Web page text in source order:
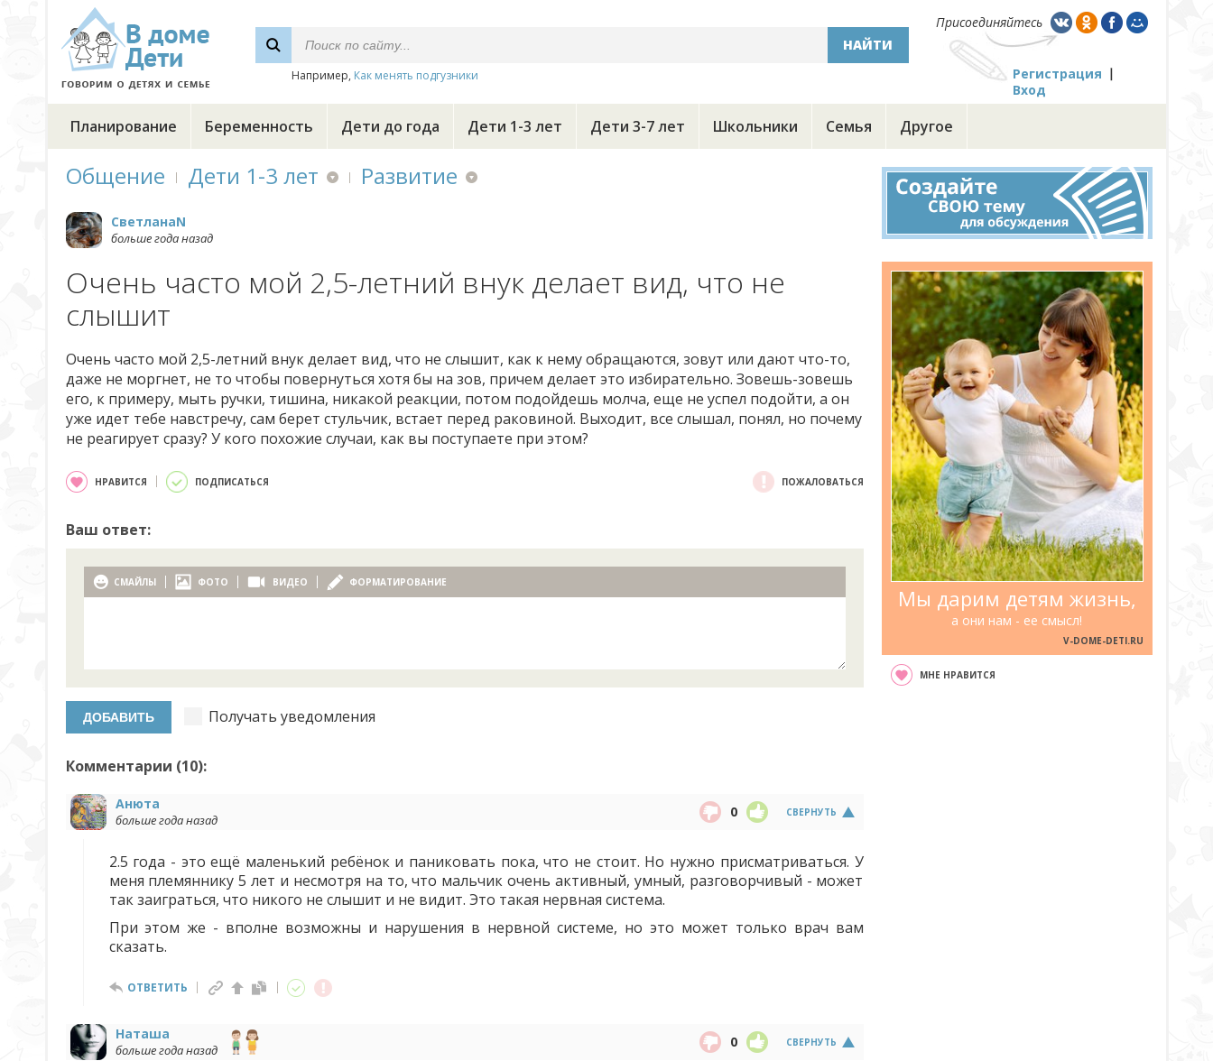
НАЙТИ
Например, Как менять подгузники
Присоединяйтесь
Регистрация
Вход
Планирование Беременность Дети до года Дети 1-3 лет Дети 3-7 лет Школьники Семья Другое
Общение Дети 1-3 лет Развитие
СветланаN
больше года назад
Очень часто мой 2,5-летний внук делает вид, что не
слышит
Очень часто мой 2,5-летний внук делает вид, что не слышит, как к нему обращаются, зовут или дают что-то,
даже не моргнет, не то чтобы повернуться хотя бы на зов, причем делает это избирательно. Зовешь-зовешь
его, к примеру, мыть ручки, тишина, никакой реакции, потом подойдешь молча, еще не успел подойти, а он
уже идет тебе навстречу, сам берет стульчик, встает перед раковиной. Выходит, все слышал, понял, но почему
не реагирует сразу? У кого похожие случаи, как вы поступаете при этом?
НРАВИТСЯ ПОДПИСАТЬСЯ ПОЖАЛОВАТЬСЯ
Ваш ответ:
СМАЙЛЫ ФОТО ВИДЕО ФОРМАТИРОВАНИЕ
Получать уведомления
Комментарии (10):
Анюта
больше года назад СВЕРНУТЬ
0
2.5 года - это ещё маленький ребёнок и паниковать пока, что не стоит. Но нужно присматриваться. У
меня племяннику 5 лет и несмотря на то, что мальчик очень активный, умный, разговорчивый - может
так заиграться, что никого не слышит и не видит. Это такая нервная система.
При этом же - вполне возможны и нарушения в нервной системе, но это может только врач вам
сказать.
ОТВЕТИТЬ
Наташа
больше года назад СВЕРНУТЬ
0
Мы дарим детям жизнь,
а они нам - ее смысл!
V-DOME-DETI.RU
МНЕ НРАВИТСЯ